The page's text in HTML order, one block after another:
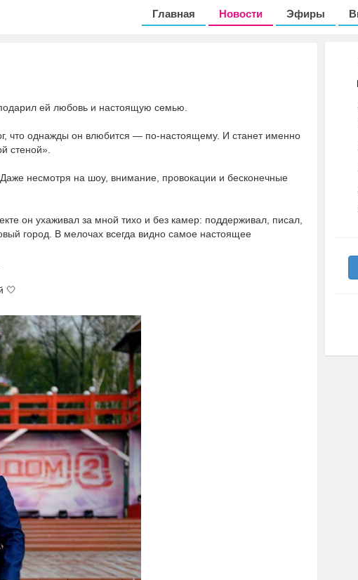
Главная Новости Эфиры
ей любовь и настоящую семью.
что однажды он влюбится — по-настоящему. И станет именно
стеной».
несмотря на шоу, внимание, провокации и бесконечные
он ухаживал за мной тихо и без камер: поддерживал, писал,
город. В мелочах всегда видно самое настоящее
🤍